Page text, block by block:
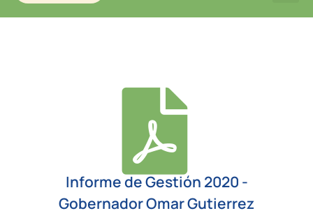
Informe de Gestión 2020 -
Gobernador Omar Gutierrez